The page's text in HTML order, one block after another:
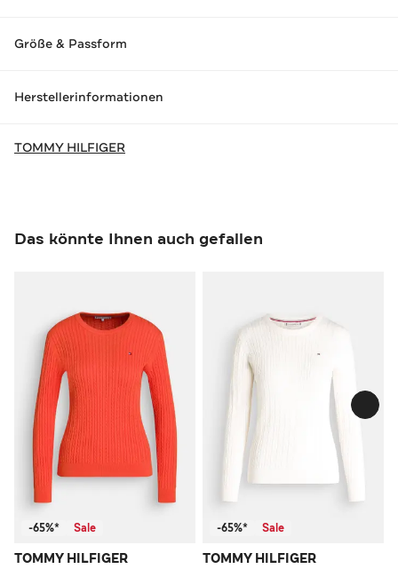
Größe & Passform
Herstellerinformationen
TOMMY HILFIGER
Das könnte Ihnen auch gefallen
-65%* Sale
TOMMY HILFIGER
-65%* Sale
TOMMY HILFIGER